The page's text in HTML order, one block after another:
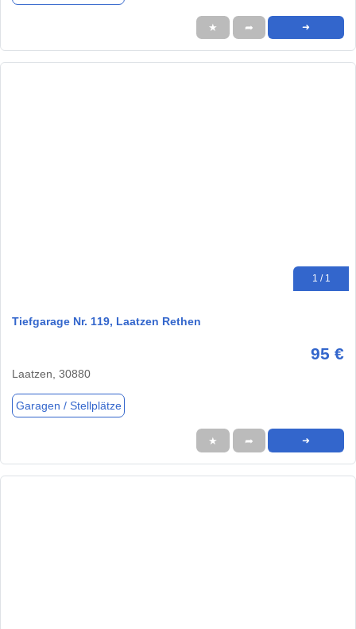
★ ➦ ➜
1 / 1
Tiefgarage Nr. 119, Laatzen Rethen
95 €
Laatzen, 30880
Garagen / Stellplätze
★ ➦ ➜